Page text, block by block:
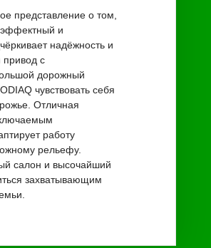
представление о том,
эффектный и
надёжность и
привод с
дорожный
чувствовать себя
Отличная
работу
рельефу.
салон и высочайший
захватывающим